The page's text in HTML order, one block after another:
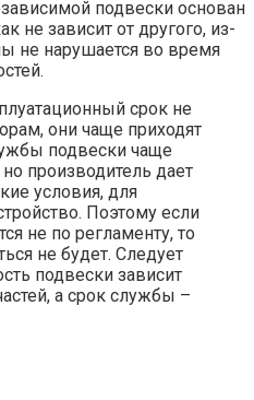
подвески основан
не зависит от другого, из-
не нарушается во время
срок не
они чаще приходят
подвески чаще
производитель дает
условия, для
Поэтому если
не по регламенту, то
не будет. Следует
подвески зависит
а срок службы –